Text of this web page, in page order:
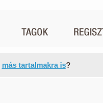
más tartalmakra is?